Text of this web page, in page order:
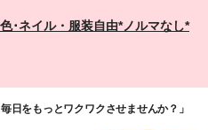
･ネイル・服装自由*ノルマなし*
日をもっとワクワクさせませんか？」